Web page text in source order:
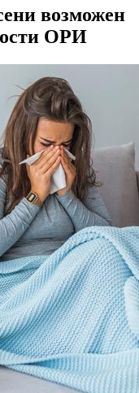
возможен
ОРИ